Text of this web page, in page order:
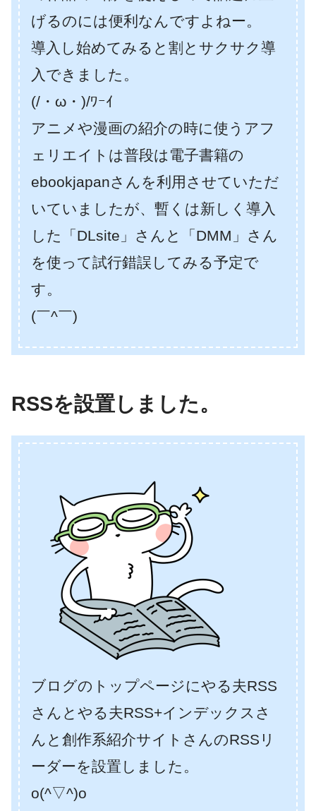
げるのには便利なんですよねー。
導入し始めてみると割とサクサク導
入できました。
(/・ω・)/ﾜｰｲ
アニメや漫画の紹介の時に使うアフ
ェリエイトは普段は電子書籍の
ebookjapanさんを利用させていただ
いていましたが、暫くは新しく導入
した「DLsite」さんと「DMM」さん
を使って試行錯誤してみる予定で
す。
(￣^￣)ゞ
RSSを設置しました。
ブログのトップページにやる夫RSS
さんとやる夫RSS+インデックスさ
んと創作系紹介サイトさんのRSSリ
ーダーを設置しました。
o(^▽^)o